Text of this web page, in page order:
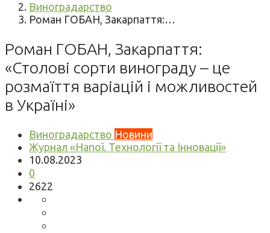
Виноградарство
Роман ГОБАН, Закарпаття:…
Роман ГОБАН, Закарпаття:
«Столові сорти винограду – це
розмаїття варіацій і можливостей
в Україні»
Виноградарство Новини
Журнал «Напої. Технології та Інновації»
10.08.2023
0
2622